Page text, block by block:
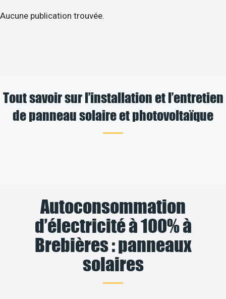
Aucune publication trouvée.
Tout savoir sur l’installation et l’entretien
de panneau solaire et photovoltaïque
Autoconsommation
d’électricité à 100% à
Brebières : panneaux
solaires